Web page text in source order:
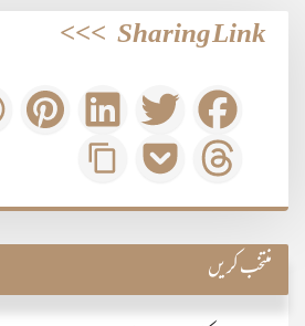
Sharing Link
>>>
منتخب کریں